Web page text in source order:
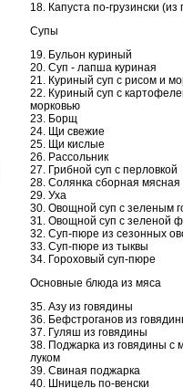
18. Капуста по-грузински (из
Супы
19. Бульон куриный
20. Суп - лапша куриная
21. Куриный суп с рисом и
22. Куриный суп с
морковью
23. Борщ
24. Щи свежие
25. Щи кислые
26. Рассольник
27. Грибной суп с перловкой
28. Солянка сборная мясная
29. Уха
30. Овощной суп с зеленым
31. Овощной суп с зеленой
32. Суп-пюре из сезонных
33. Суп-пюре из тыквы
34. Гороховый суп-пюре
Основные блюда из мяса
35. Азу из говядины
36. Бефстроганов из
37. Гуляш из говядины
38. Поджарка из говядины с
луком
39. Свиная поджарка
40. Шницель по-венски